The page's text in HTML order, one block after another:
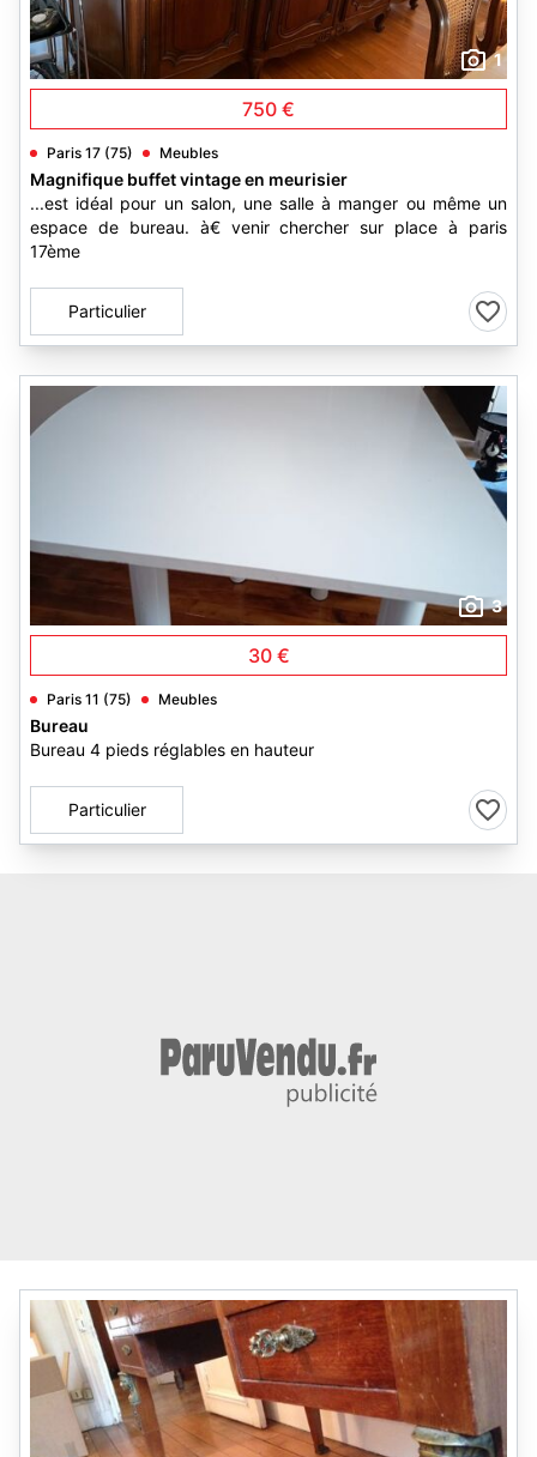
1
750 €
Paris 17 (75) Meubles
Magnifique buffet vintage en meurisier
...est idéal pour un salon, une salle à manger ou même un
espace de bureau. à€ venir chercher sur place à paris
17ème
Particulier
3
30 €
Paris 11 (75) Meubles
Bureau
Bureau 4 pieds réglables en hauteur
Particulier